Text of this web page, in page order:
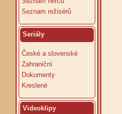
Seznam režisérů
Seriály
České a slovenské
Zahraniční
Dokumenty
Kreslené
Videoklipy